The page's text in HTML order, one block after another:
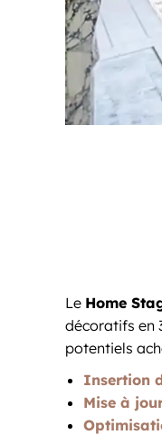
Le Home
décoratifs en
potentiels
Insertion
Mise à